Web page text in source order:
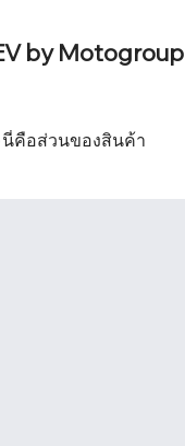
by Motogroup
นี่คือส่วนของสินค้า